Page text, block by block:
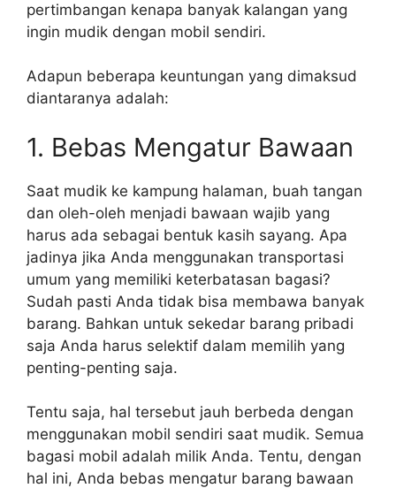
pertimbangan kenapa banyak kalangan yang
ingin mudik dengan mobil sendiri.
Adapun beberapa keuntungan yang dimaksud
diantaranya adalah:
1. Bebas Mengatur Bawaan
Saat mudik ke kampung halaman, buah tangan
dan oleh-oleh menjadi bawaan wajib yang
harus ada sebagai bentuk kasih sayang. Apa
jadinya jika Anda menggunakan transportasi
umum yang memiliki keterbatasan bagasi?
Sudah pasti Anda tidak bisa membawa banyak
barang. Bahkan untuk sekedar barang pribadi
saja Anda harus selektif dalam memilih yang
penting-penting saja.
Tentu saja, hal tersebut jauh berbeda dengan
menggunakan mobil sendiri saat mudik. Semua
bagasi mobil adalah milik Anda. Tentu, dengan
hal ini, Anda bebas mengatur barang bawaan